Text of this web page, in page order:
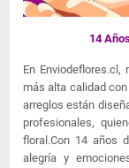
14
En
más alta calidad
arreglos están
profesionales,
floral.Con 14 años
alegría y